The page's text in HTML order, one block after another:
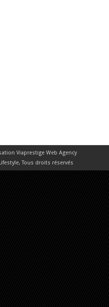
Viaprestige Web Agency
Tous droits réservés